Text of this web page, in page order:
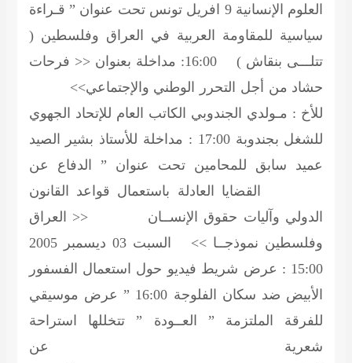
العلوم الإنسانية 9 افريل تونس تحت عنوان ” قـراءة
سياسية للمقاومة العربية في العراق وفلسطين (
تتلـــى بنقاش ) 16:00: مداخلة بعنوان << فرحات
حشاد من أجل التحرر الوطني والإجتماعي>>
للأخ : مـولدي الجندوبي الكاتب العام للإتحاد الجهوي
للشغل بجندوبة 17:00 : مداخلة للأستاذ بشير الصيد
عميد سابق للمحامين تحت عنوان ” الدفاع عن
القضايا العادلة باستعمال قواعد القانون
الدولي وآليات حقوق الإنســان << العراق
وفلسطين نموذجــا >> السبت 03 ديسمبر 2005
15:00 : عرض شريط فيديو حول استعمال الفسفور
الأبيض ضد سكان الفلوجة 16:00 ” عرض موسيقي
للفرقة الملتزمة ” العــودة ” تتخللها استراحة
شعرية عن